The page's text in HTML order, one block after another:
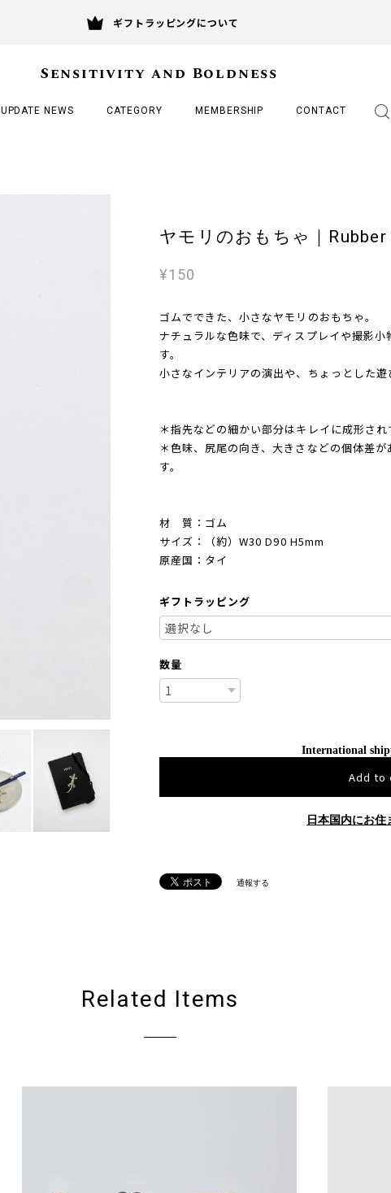
ギフトラッピングについて
Sensitivity and Boldness
UPDATE NEWS CATEGORY MEMBERSHIP CONTACT
ヤモリのおもちゃ｜
¥150
ゴムでできた、小さなヤモリのおもちゃ。
ナチュラルな色味で、ディスプレイや撮影
す。
小さなインテリアの演出や、ちょっとした遊
＊指先などの細かい部分はキレイに成形され
＊色味、尻尾の向き、大きさなどの個体差
す。
材 質：ゴム
サイズ：（約）W30 D90 H5mm
原産国：タイ
ギフトラッピング
数量
International
Add to
日本国内にお住
通報する
Related Items